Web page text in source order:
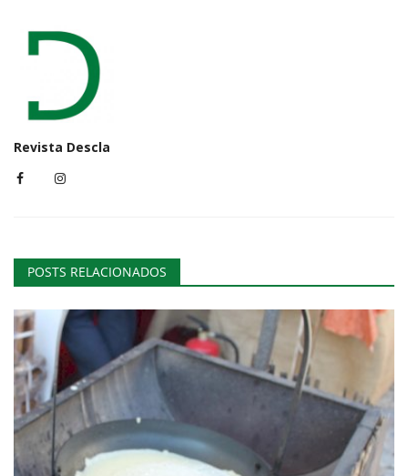
Revista Descla
POSTS RELACIONADOS